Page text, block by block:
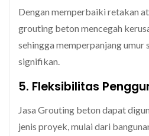
Dengan memperbaiki retakan
grouting beton mencegah
sehingga memperpanjang umur
signifikan.
5. Fleksibilitas
Jasa Grouting beton dapat
jenis proyek, mulai dari